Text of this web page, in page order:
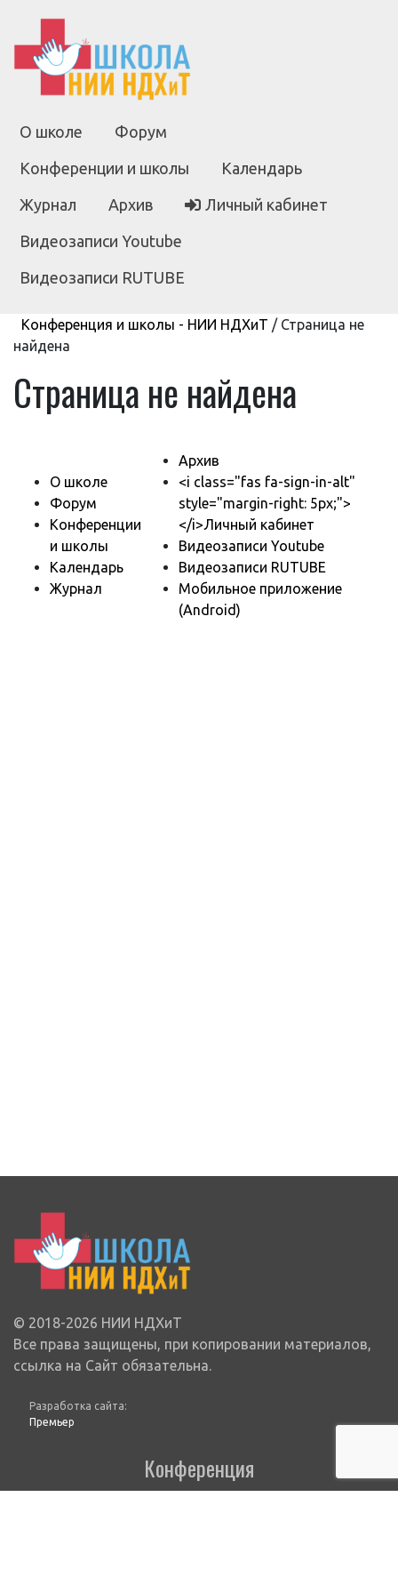
О школе Форум
Конференции и школы Календарь
Журнал Архив Личный кабинет
Видеозаписи Youtube
Видеозаписи RUTUBE
Конференция и школы - НИИ НДХиТ / Страница не
найдена
Страница не найдена
О школе
Форум
Конференции
и школы
Календарь
Журнал
Архив
<i class="fas fa-sign-in-alt"
style="margin-right: 5px;">
</i>Личный кабинет
Видеозаписи Youtube
Видеозаписи RUTUBE
Мобильное приложение
(Android)
© 2018-2026 НИИ НДХиТ
Все права защищены, при копировании материалов,
ссылка на Сайт обязательна.
Разработка сайта:
Премьер
Конференция